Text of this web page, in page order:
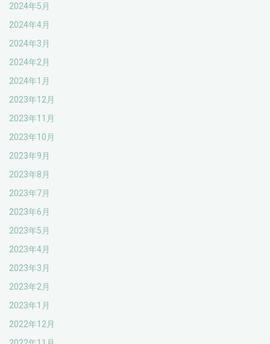
2024年5月
2024年4月
2024年3月
2024年2月
2024年1月
2023年12月
2023年11月
2023年10月
2023年9月
2023年8月
2023年7月
2023年6月
2023年5月
2023年4月
2023年3月
2023年2月
2023年1月
2022年12月